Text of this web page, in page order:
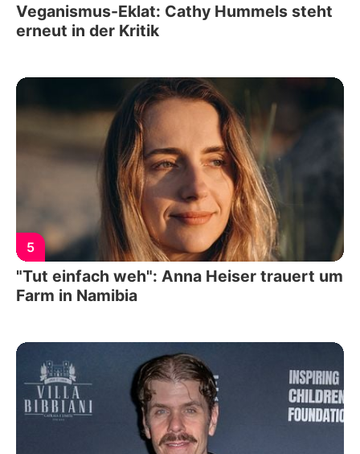
Veganismus-Eklat: Cathy Hummels steht
erneut in der Kritik
5
"Tut einfach weh": Anna Heiser trauert um
Farm in Namibia